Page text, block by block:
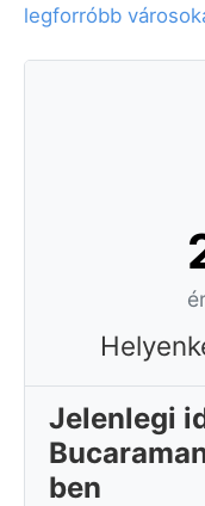
legforróbb
Jelenlegi
ben